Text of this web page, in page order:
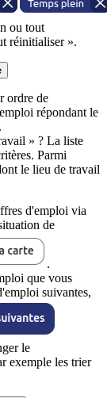
ou tout
réinitialiser ».
ordre de
répondant le
.
» ? La liste
Parmi
le lieu de travail
d'emploi via
de
.
que vous
suivantes,
le
exemple les trier